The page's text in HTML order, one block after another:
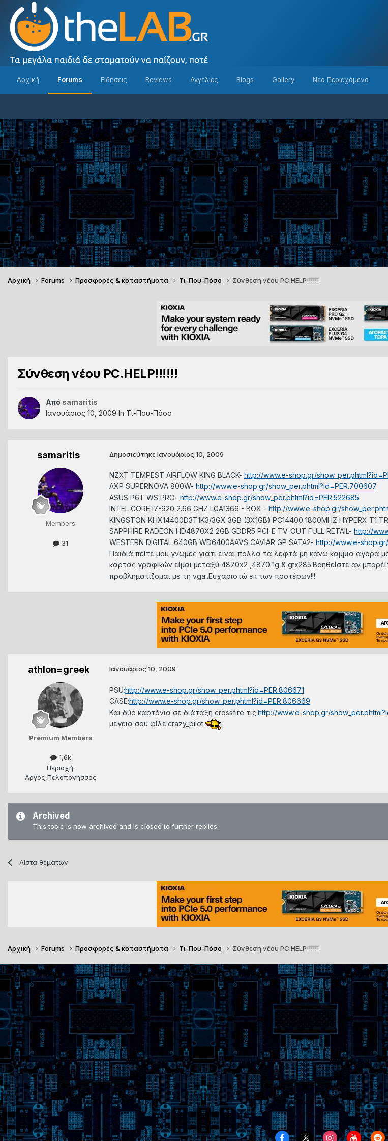
Αρχική Forums Ειδήσεις Reviews Αγγελίες Blogs Gallery Νέο Περιεχόμενο
Αρχική Forums Προσφορές & καταστήματα Τι-Που-Πόσο Σύνθεση νέου PC.HELP!!!!!!
Σύνθεση νέου PC.HELP!!!!!!
Από samaritis
Ιανουάριος 10, 2009 In Τι-Που-Πόσο
samaritis
Members
31
ΔημοσιεύτηκεΙανουάριος 10, 2009
NZXT TEMPEST AIRFLOW KING BLACK- http://www.e-shop.gr/
AXP SUPERNOVA 800W- http://www.e-shop.gr/show_per.phtml?id=PER.700607
ASUS P6T WS PRO- http://www.e-shop.gr/show_per.phtml?id=PER.522685
INTEL CORE I7-920 2.66 GHZ LGA1366 - BOX - http://www.e-shop.gr/
KINGSTON KHX14400D3T1K3/3GX 3GB (3X1GB) PC14400 1800MHZ HYPERX T1
SAPPHIRE RADEON HD4870X2 2GB GDDR5 PCI-E TV-OUT FULL RETAIL- http://
WESTERN DIGITAL 640GB WD6400AAVS CAVIAR GP SATA2- http://www.e-
Παιδιά πείτε μου γνώμες γιατί είναι πολλά τα λεφτά μη κανω καμμιά αγορα
κάρτας γραφικών είμαι μεταξύ 4870x2 ,4870 1g & gtx285.Βοηθείστε αν
προβληματίζομαι με τη vga..Ευχαριστώ εκ των προτέρων!!!
athlon=greek
Premium Members
1,6k
Περιοχή:
Αργος,Πελοπονησσος
Ιανουάριος 10, 2009
PSU:http://www.e-shop.gr/show_per.phtml?id=PER.806671
CASE:http://www.e-shop.gr/show_per.phtml?id=PER.806669
Και δύο καρτόνια σε διάταξη crossfire τις:http://www.e-shop.gr/
μεγεια σου φίλε:crazy_pilot:
Archived
This topic is now archived and is closed to further replies.
Λίστα θεμάτων
Αρχική Forums Προσφορές & καταστήματα Τι-Που-Πόσο Σύνθεση νέου PC.HELP!!!!!!